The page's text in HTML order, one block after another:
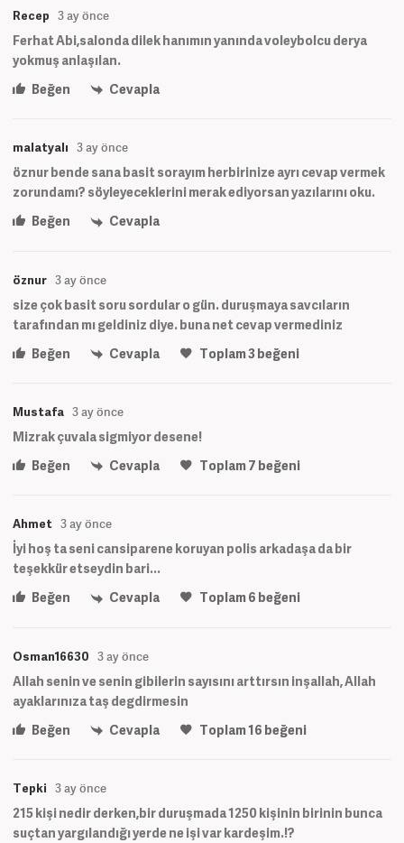
Recep 3 ay önce
Ferhat Abi,salonda dilek hanımın yanında voleybolcu derya
yokmuş anlaşılan.
Beğen
Cevapla
malatyalı 3 ay önce
öznur bende sana basit sorayım herbirinize ayrı cevap vermek
zorundamı? söyleyeceklerini merak ediyorsan yazılarını oku.
Beğen
Cevapla
öznur 3 ay önce
size çok basit soru sordular o gün. duruşmaya savcıların
tarafından mı geldiniz diye. buna net cevap vermediniz
Beğen
Cevapla Toplam3beğeni
Mustafa 3 ay önce
Mizrak çuvala sigmiyor desene!
Beğen
Cevapla Toplam7 beğeni
Ahmet 3 ay önce
İyi hoş ta seni cansiparene koruyan polis arkadaşa da bir
teşekkür etseydin bari...
Beğen
Cevapla Toplam6 beğeni
Osman16630 3 ay önce
Allah senin ve senin gibilerin sayısını arttırsın inşallah, Allah
ayaklarınıza taş degdirmesin
Beğen
Cevapla Toplam16 beğeni
Tepki 3 ay önce
215 kişi nedir derken,bir duruşmada 1250 kişinin birinin bunca
suçtan yargılandığı yerde ne işi var kardeşim.!?